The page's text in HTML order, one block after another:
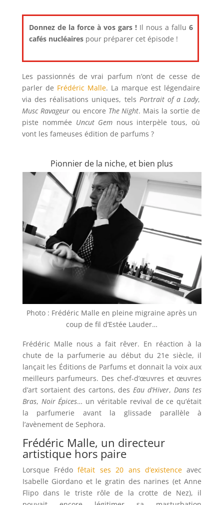
Donnez de la force à vos gars !Il nous a fallu 6
cafés nucléaires pour préparer cet épisode !
Les passionnés de vrai parfum n’ont de cesse de
parler de Frédéric Malle. La marque est légendaire
via des réalisations uniques, tels Portrait of a Lady,
Musc Ravageur ou encore The Night. Mais la sortie de
piste nommée Uncut Gem nous interpèle tous, où
vont les fameuses édition de parfums ?
Pionnier de la niche, et bien plus
Photo : Frédéric Malle en pleine migraine après un
coup de fil d’Estée Lauder…
Frédéric Malle nous a fait rêver. En réaction à la
chute de la parfumerie au début du 21e siècle, il
lançait les Éditions de Parfums et donnait la voix aux
meilleurs parfumeurs. Des chef-d’œuvres et œuvres
d’art sortaient des cartons, desEau d’Hiver,Dans tes
Bras, Noir Épices… un véritable revival de ce qu’était
la parfumerie avant la glissade parallèle à
l’avènement de Sephora.
Frédéric Malle, un directeur
artistique hors paire
Lorsque Frédofêtait ses 20 ans d’existenceavec
Isabelle Giordano et le gratin des narines (et Anne
Flipo dans le triste rôle de la crotte de Nez), il